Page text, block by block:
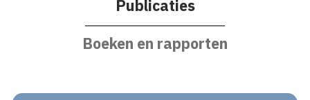
Publicaties
Boeken en rapporten